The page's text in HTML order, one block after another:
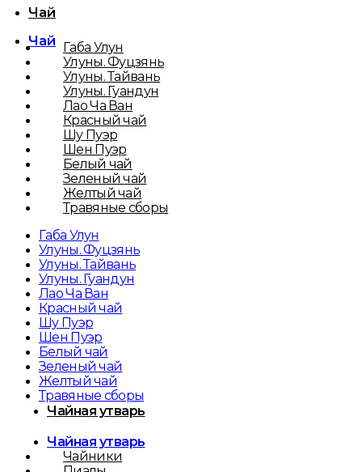
Чай
Чай Габа Улун
Улуны. Фуцзянь
Улуны. Тайвань
Улуны. Гуандун
Лао Ча Ван
Красный чай
Шу Пуэр
Шен Пуэр
Белый чай
Зеленый чай
Желтый чай
Травяные сборы
Габа Улун
Улуны. Фуцзянь
Улуны. Тайвань
Улуны. Гуандун
Лао Ча Ван
Красный чай
Шу Пуэр
Шен Пуэр
Белый чай
Зеленый чай
Желтый чай
Травяные сборы
Чайная утварь
Чайная утварь
Чайники